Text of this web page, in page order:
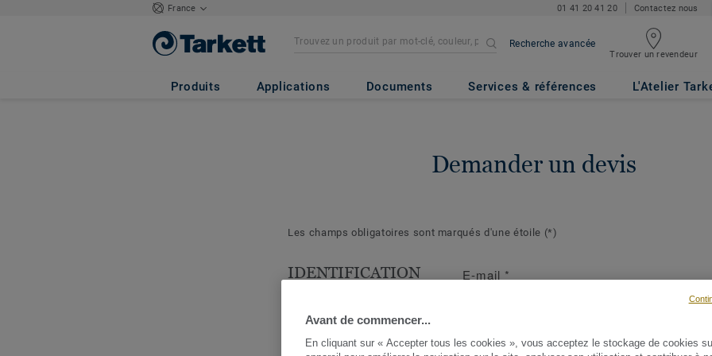
France 01 41 20 41 20 Contactez nous
Recherche avancée
Trouver un revendeur
Produits Applications Documents Services & références L'Atelier
Demander un devis
Les champs obligatoires sont marqués d'une étoile (*)
IDENTIFICATION
Les questions suivantes
cerner votre demande et d'y
E-mail *
Avant de commencer...
En cliquant sur « Accepter tous les cookies », vous acceptez le stockage de cookies